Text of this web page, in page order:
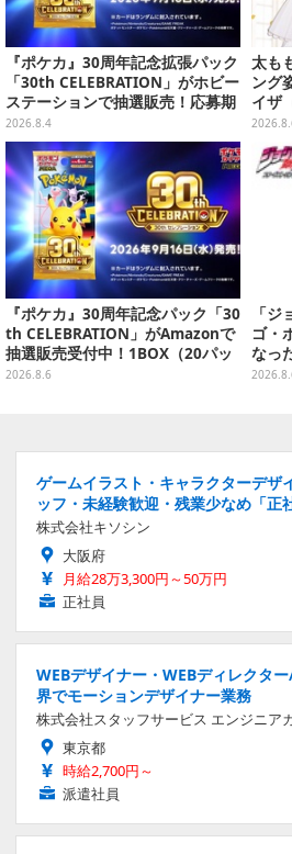
『ポケカ』30周年記念拡張パック
「30th CELEBRATION」がホビー
ステーションで抽選販売！応募期
間は8月6日23時59分まで
2026.8.4
太も
ング
イザ
ウェ
り予
『ポケカ』30周年記念パック「30
th CELEBRATION」がAmazonで
抽選販売受付中！1BOX（20パッ
ク入り）
2026.8.6
「
ゴ・
なっ
アニ
ゲームイラスト・キャラクターデザ
ッフ・未経験歓迎・残業少なめ「正
株式会社キソシン
大阪府
月給28万3,300円～50万円
正社員
WEBデザイナー・WEBディレクタ
界でモーションデザイナー業務
株式会社スタッフサービス エンジニア
東京都
時給2,700円～
派遣社員